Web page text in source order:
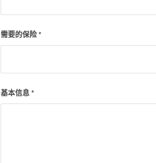
需要的保险*
基本信息*